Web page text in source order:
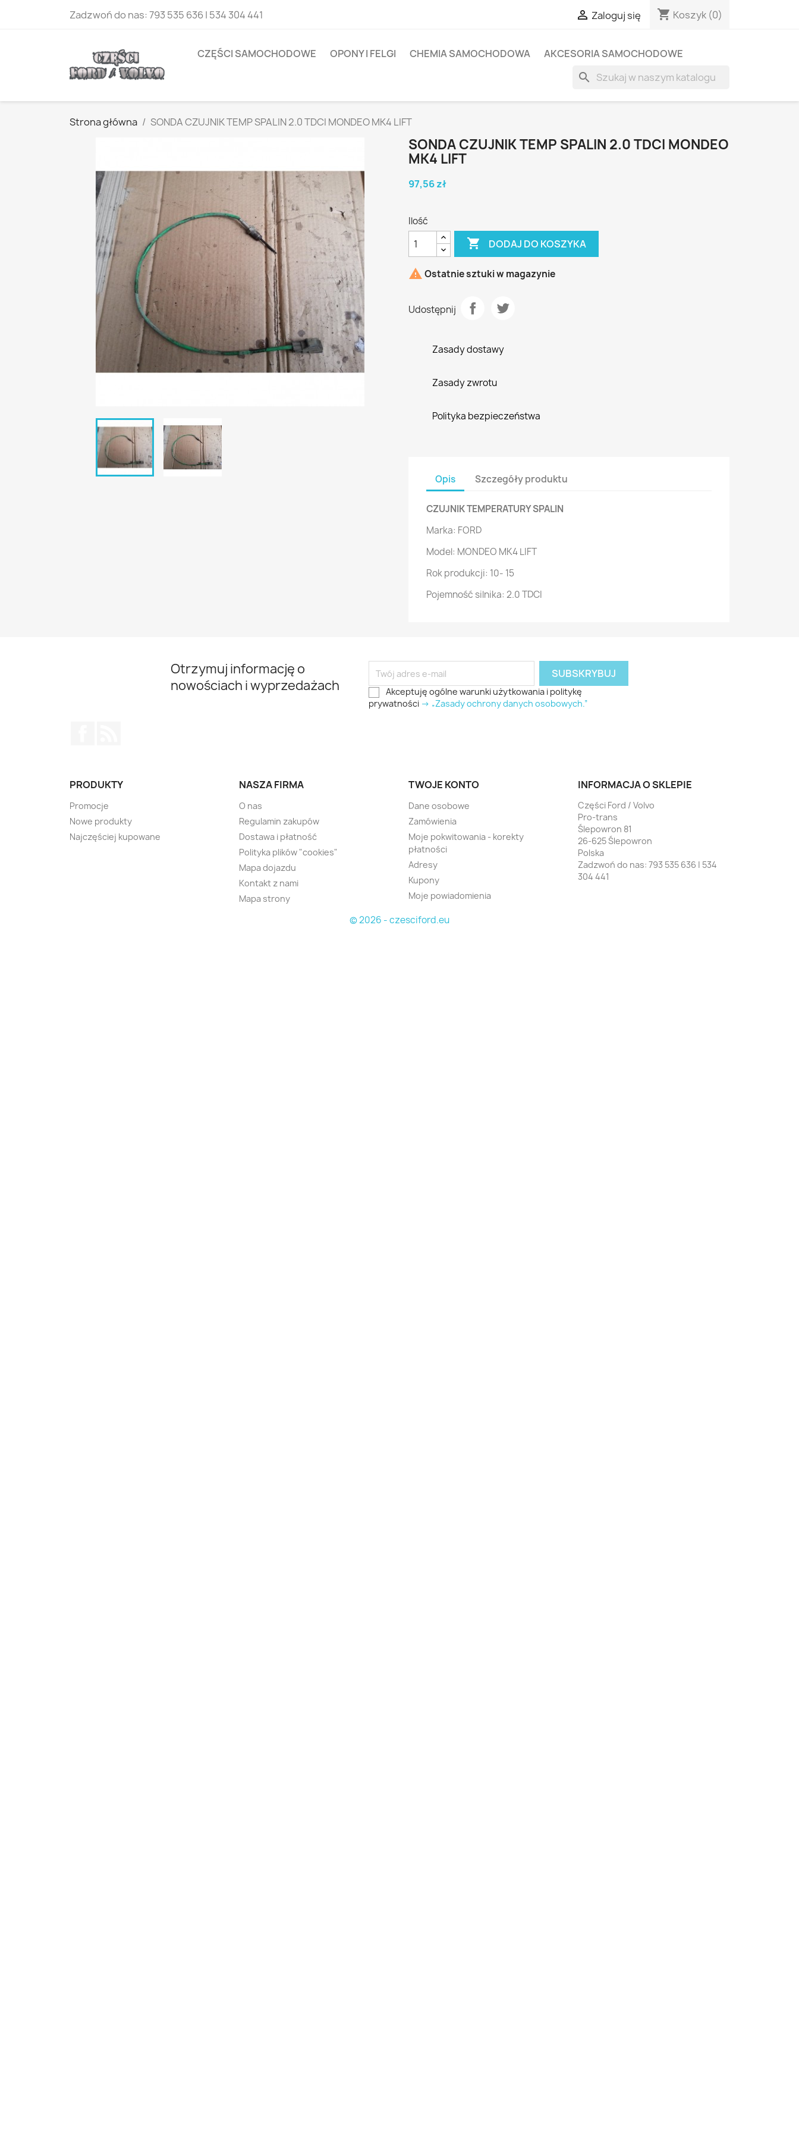
Zadzwoń do nas:793 535 636 | 534 304 441  Zaloguj się shopping_cart Koszyk (0)
CZĘŚCI SAMOCHODOWE OPONY I FELGI CHEMIA SAMOCHODOWA AKCESORIA SAMOCHODOWE
search
Strona główna SONDA CZUJNIK TEMP SPALIN 2.0 TDCI MONDEO MK4 LIFT
SONDA CZUJNIK TEMP SPALIN 2.0 TDCI MONDEO
MK4 LIFT
97,56 zł
Ilość
 DODAJ DO KOSZYKA
 Ostatnie sztuki w magazynie
Udostępnij
Zasady dostawy
Zasady zwrotu
Polityka bezpieczeństwa
Opis Szczegóły produktu
CZUJNIK TEMPERATURY SPALIN
Marka: FORD
Model: MONDEO MK4 LIFT
Rok produkcji: 10- 15
Pojemność silnika: 2.0 TDCI
Otrzymuj informację o
nowościach i wyprzedażach
Akceptuję ogólne warunki użytkowania i politykę
prywatności -> „Zasady ochrony danych osobowych.”
PRODUKTY
Promocje
Nowe produkty
Najczęściej kupowane
NASZA FIRMA
O nas
Regulamin zakupów
Dostawa i płatność
Polityka plików "cookies"
Mapa dojazdu
Kontakt z nami
Mapa strony
TWOJE KONTO
Dane osobowe
Zamówienia
Moje pokwitowania - korekty
płatności
Adresy
Kupony
Moje powiadomienia
INFORMACJA O SKLEPIE
Części Ford / Volvo
Pro-trans
Ślepowron 81
26-625 Ślepowron
Polska
Zadzwoń do nas: 793 535 636 | 534
304 441
© 2026 - czesciford.eu